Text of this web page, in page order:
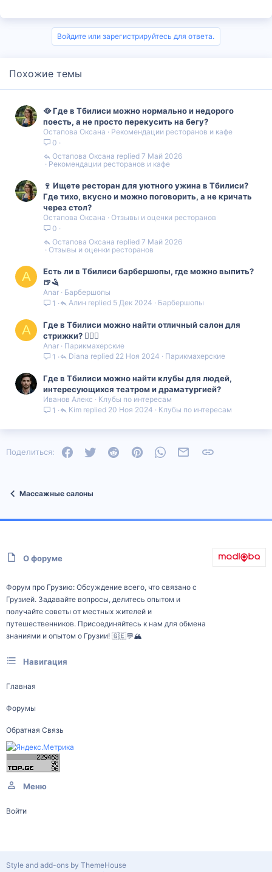
Войдите или зарегистрируйтесь для ответа.
Похожие темы
🥘 Где в Тбилиси можно нормально и недорого
поесть, а не просто перекусить на бегу?
Остапова Оксана
Рекомендации ресторанов и кафе
0
Рекомендации ресторанов и кафе
7 Май 2026
Остапова Оксана
🍷 Ищете ресторан для уютного ужина в Тбилиси?
Где тихо, вкусно и можно поговорить, а не кричать
через стол?
Остапова Оксана
Отзывы и оценки ресторанов
0
Отзывы и оценки ресторанов
7 Май 2026
Остапова Оксана
A
Есть ли в Тбилиси барбершопы, где можно выпить?
🍺🪒
Anar
Барбершопы
1
Барбершопы
5 Дек 2024
Алин
A
Где в Тбилиси можно найти отличный салон для
стрижки? 💇‍♀️✨
Anar
Парикмахерские
1
Парикмахерские
22 Ноя 2024
Diana
Где в Тбилиси можно найти клубы для людей,
интересующихся театром и драматургией?
Иванов Алекс
Клубы по интересам
1
Клубы по интересам
20 Ноя 2024
Kim
Поделиться: FacebookTwitter Reddit PinterestWhatsAppЭлектронная почта
Массажные салоны
О форуме
Форум про Грузию: Обсуждение всего, что связано с
Грузией. Задавайте вопросы, делитесь опытом и
получайте советы от местных жителей и
путешественников. Присоединяйтесь к нам для обмена
знаниями и опытом о Грузии! 🇬🇪💬🏔️
Навигация
Главная
Форумы
Обратная Связь
Меню
Войти
Style and add-ons by ThemeHouse